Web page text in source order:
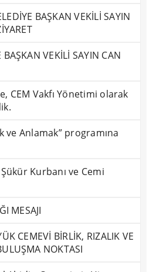
BAŞKAN VEKİLİ SAYIN
BAŞKAN VEKİLİ SAYIN CAN
CEM Vakfı Yönetimi olarak
ve Anlamak” programına
Kurbanı ve Cemi
MESAJI
CEMEVİ BİRLİK, RIZALIK VE
NOKTASI